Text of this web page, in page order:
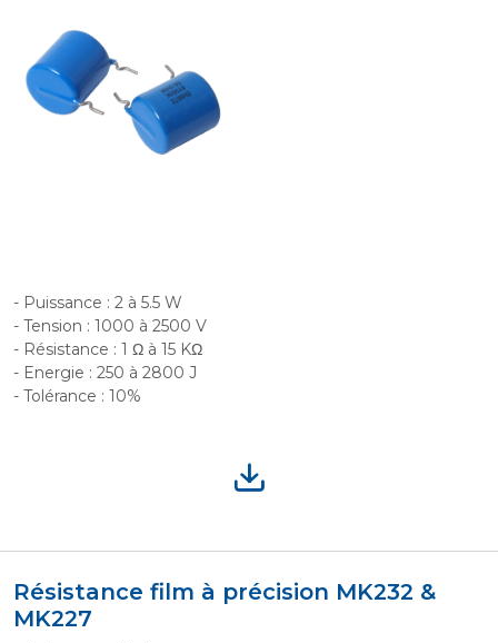
- Puissance : 2 à 5.5 W
- Tension : 1000 à 2500 V
- Résistance : 1 Ω à 15 KΩ
- Energie : 250 à 2800 J
- Tolérance : 10%
Résistance film à précision MK232 &
MK227